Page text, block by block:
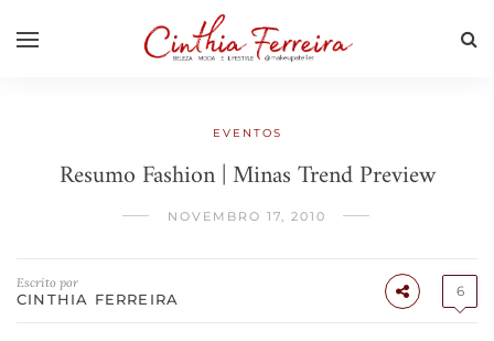
EVENTOS
Resumo Fashion | Minas Trend Preview
NOVEMBRO 17, 2010
Escrito por
CINTHIA FERREIRA 6